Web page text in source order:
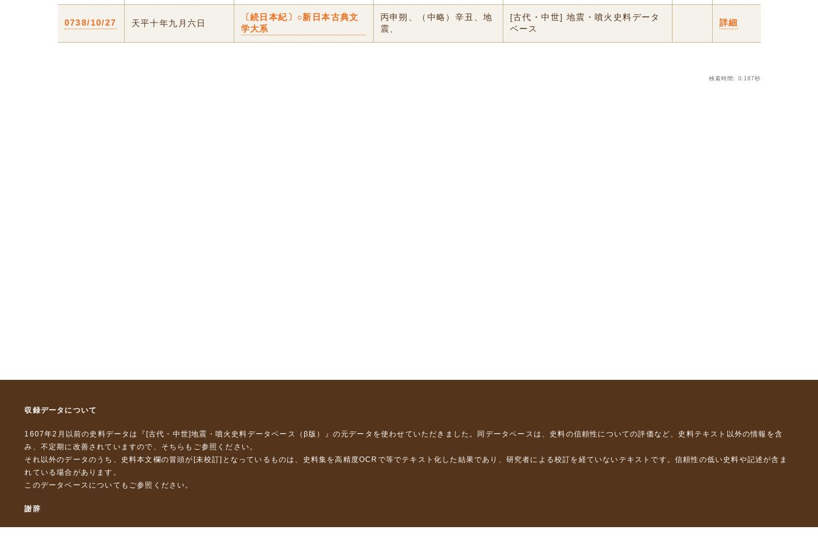
0738/10/27 天平十年九月六日
〔続日本紀〕○新日本古典文
学大系
丙申朔、（中略）辛丑、地
震、
[古代・中世] 地震・噴火史料データ
ベース
詳細
検索時間: 0.187秒
収録データについて
1607年2月以前の史料データは『 [古代・中世]地震・噴火史料データベース（β版）』 の元データを使わせていただきました。同データベースは、史料の信頼性についての評価など、史料テキスト以外の情報を含
み、不定期に改善されていますので、 そちら もご参照ください。
それ以外のデータのうち、史料本文欄の冒頭が[未校訂]となっているものは、史料集を高精度OCRで等でテキスト化した結果であり、研究者による校訂を経ていないテキストです。信頼性の低い史料や記述が含ま
れている場合があります。
このデータベースについて もご参照ください。
謝辞